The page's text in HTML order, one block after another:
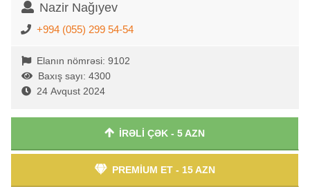
Nazir Nağıyev
+994 (055) 299 54-54
Elanın nömrəsi: 9102
Baxış sayı: 4300
24 Avqust 2024
İRƏLİ ÇƏK - 5 AZN
PREMİUM ET - 15 AZN